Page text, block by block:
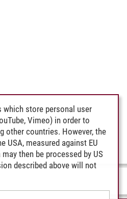
which store personal user
Vimeo) in order to
other countries. However, the
USA, measured against EU
then be processed by US
described above will not